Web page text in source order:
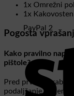
PayPal 2
1x Omrežni
1x
Pogosta
Kako pravilno
pištole?
Pred prvo uporabo
podaljšanje